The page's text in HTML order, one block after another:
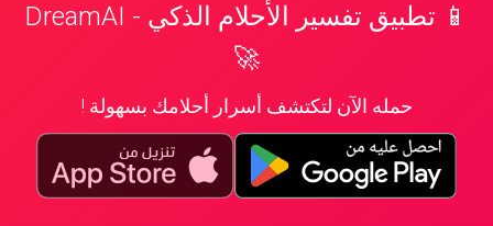
📱 تطبيق تفسير الأحلام الذكي - DreamAI
🚀
حمله الآن لتكتشف أسرار أحلامك بسهولة !